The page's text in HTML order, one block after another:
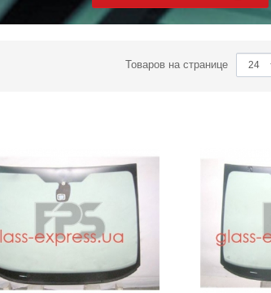
Товаров на странице